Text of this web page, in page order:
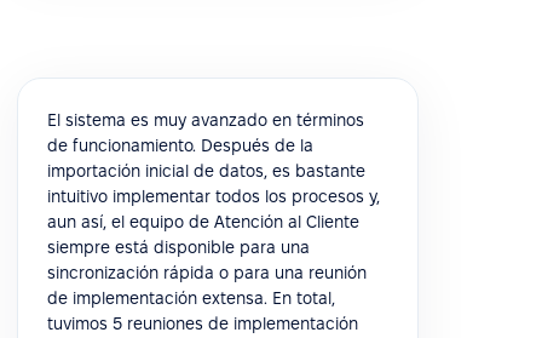
El sistema es muy avanzado en términos
de funcionamiento. Después de la
importación inicial de datos, es bastante
intuitivo implementar todos los procesos y,
aun así, el equipo de Atención al Cliente
siempre está disponible para una
sincronización rápida o para una reunión
de implementación extensa. En total,
tuvimos 5 reuniones de implementación